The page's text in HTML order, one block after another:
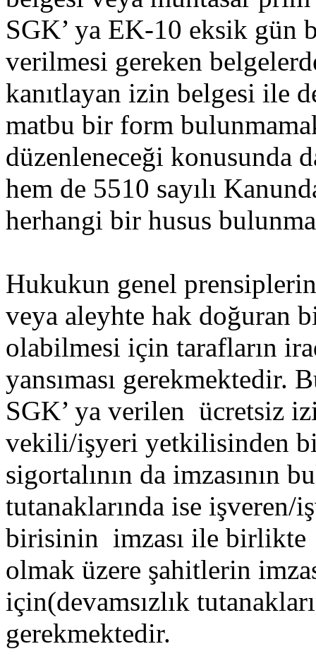
SGK’ ya EK-10 eksik gün
verilmesi gereken
kanıtlayan izin belgesi ile
matbu bir form
düzenleneceği konusunda
hem de 5510 sayılı
herhangi bir husus
Hukukun genel
veya aleyhte hak doğuran
olabilmesi için tarafların
yansıması gerekmektedir.
SGK’ ya verilen ücretsiz
vekili/işyeri yetkilisinden
sigortalının da imzasının
tutanaklarında ise
birisinin imzası ile birlikte
olmak üzere şahitlerin
için(devamsızlık
gerekmektedir.